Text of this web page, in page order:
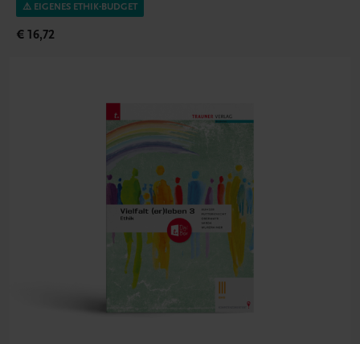
⚠️ EIGENES ETHIK-BUDGET
€ 16,72